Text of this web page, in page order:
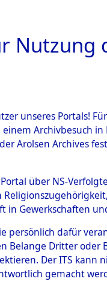
0008
Nutzung
unseres Portals!
Archivbesuch
Arolsen Archives
über NS-
in Gewerkschaften
persönlich dafür
Belange Dritter
Der ITS
gemacht